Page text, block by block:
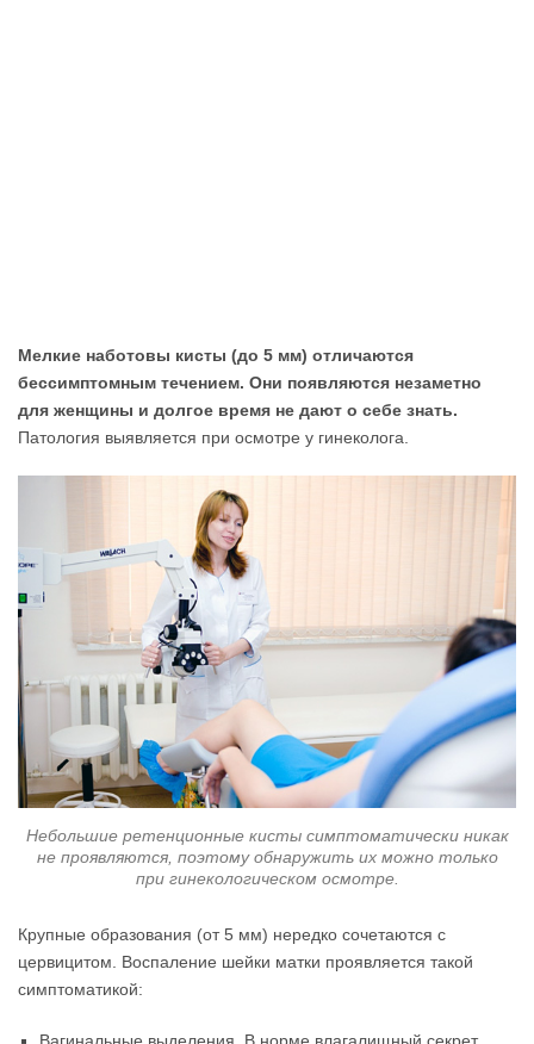
Мелкие наботовы кисты (до 5 мм) отличаются
бессимптомным течением. Они появляются незаметно
для женщины и долгое время не дают о себе знать.
Патология выявляется при осмотре у гинеколога.
Небольшие ретенционные кисты симптоматически никак
не проявляются, поэтому обнаружить их можно только
при гинекологическом осмотре.
Крупные образования (от 5 мм) нередко сочетаются с
цервицитом. Воспаление шейки матки проявляется такой
симптоматикой:
Вагинальные выделения. В норме влагалищный секрет